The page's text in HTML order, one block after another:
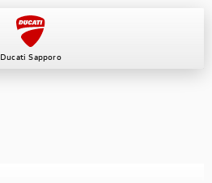
Ducati Sapporo